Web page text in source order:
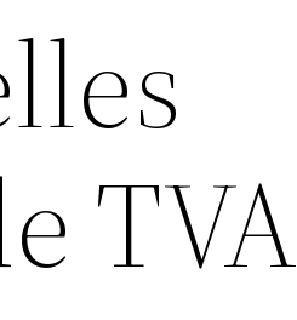
TVA